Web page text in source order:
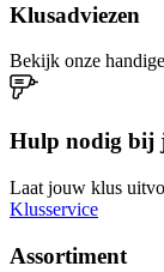
Klusadviezen
Bekijk onze handige
Hulp nodig bij
Laat jouw klus
Klusservice
Assortiment